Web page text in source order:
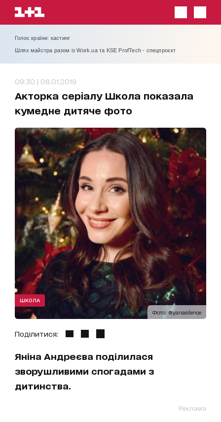
Голос країни: кастинг
Шлях майстра разом із Work.ua та KSE ProfTech - спецпроєкт
09:30 | 08.01.2019
Акторка серіалу Школа показала
кумедне дитяче фото
Фото: @yanasilence
ШКОЛА
Поділитися:
Яніна Андреєва поділилася
зворушливими спогадами з
дитинства.
Реклама